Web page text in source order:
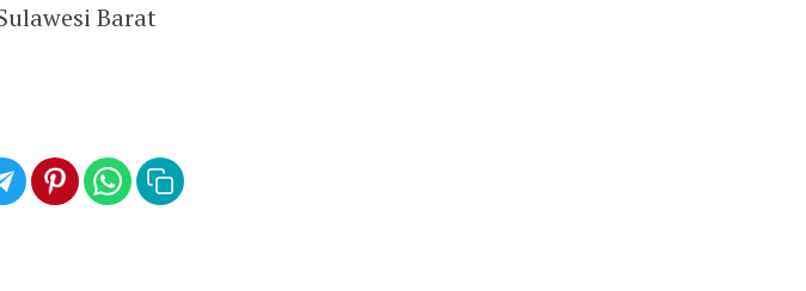
Barat